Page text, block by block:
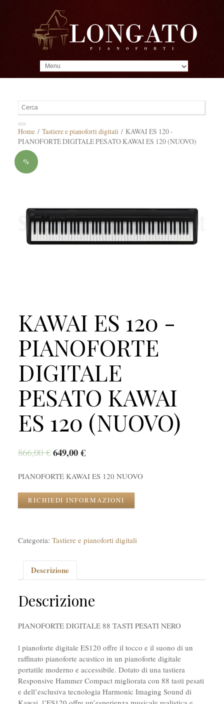
Home/ Tastiere e pianoforti digitali / KAWAI ES 120 -
PIANOFORTE DIGITALE PESATO KAWAI ES 120 (NUOVO)
%
KAWAI ES 120 -
PIANOFORTE
DIGITALE
PESATO KAWAI
ES 120 (NUOVO)
866,00€ 649,00€
PIANOFORTE KAWAI ES 120 NUOVO
RICHIEDI INFORMAZIONI
Categoria: Tastiere e pianoforti digitali
Descrizione
Descrizione
PIANOFORTE DIGITALE 88 TASTI PESATI NERO
l pianoforte digitale ES120 offre il tocco e il suono di un
raffinato pianoforte acustico in un pianoforte digitale
portatile moderno e accessibile. Dotato di una tastiera
Responsive Hammer Compact migliorata con 88 tasti pesati
e dell’esclusiva tecnologia Harmonic Imaging Sound di